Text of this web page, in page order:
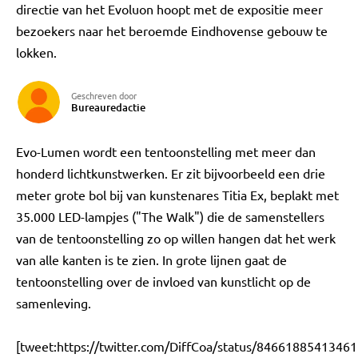
directie van het Evoluon hoopt met de expositie meer
bezoekers naar het beroemde Eindhovense gebouw te
lokken.
Geschreven door
Bureauredactie
Evo-Lumen wordt een tentoonstelling met meer dan
honderd lichtkunstwerken. Er zit bijvoorbeeld een drie
meter grote bol bij van kunstenares Titia Ex, beplakt met
35.000 LED-lampjes ("The Walk") die de samenstellers
van de tentoonstelling zo op willen hangen dat het werk
van alle kanten is te zien. In grote lijnen gaat de
tentoonstelling over de invloed van kunstlicht op de
samenleving.
[tweet:https://twitter.com/DiffCoa/status/